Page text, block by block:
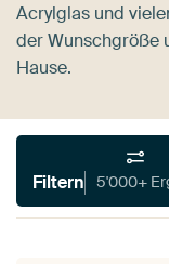
Acrylglas und
der Wunschgröße
Hause.
Filtern